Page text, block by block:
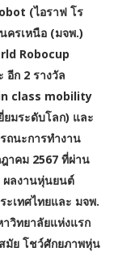
(ไอราฟ โร
ครเหนือ (มจพ.)
Robocup
อีก 2 รางวัล
in class mobility
ยมระดับโลก) และ
นะการทำงาน
าคม 2567 ที่ผ่าน
ผลงานหุ่นยนต์
ะเทศไทยและ มจพ.
วิทยาลัยแห่งแรก
มัย โชว์ศักยภาพหุ่น